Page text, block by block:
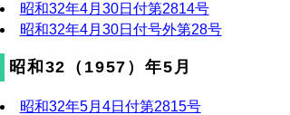
昭和32年4月30日付第2814号
昭和32年4月30日付号外第28号
昭和32（1957）年5月
昭和32年5月4日付第2815号